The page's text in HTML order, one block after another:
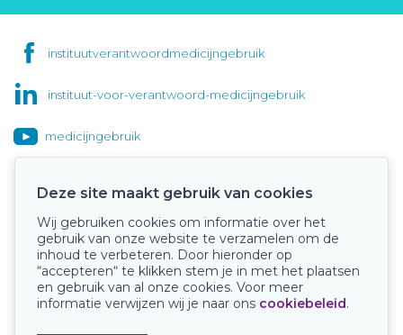
instituutverantwoordmedicijngebruik
instituut-voor-verantwoord-medicijngebruik
medicijngebruik
Onze keurmerken
Deze site maakt gebruik van cookies
Wij gebruiken cookies om informatie over het
gebruik van onze website te verzamelen om de
inhoud te verbeteren. Door hieronder op
“accepteren“ te klikken stem je in met het plaatsen
en gebruik van al onze cookies. Voor meer
informatie verwijzen wij je naar ons cookiebeleid.